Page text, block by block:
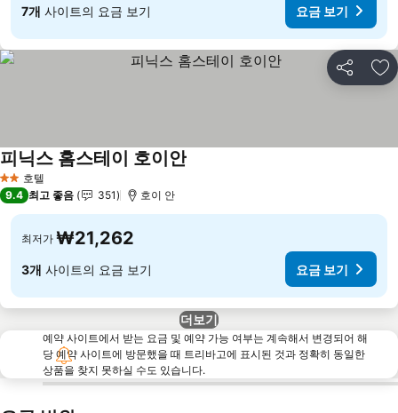
7개 사이트의 요금 보기 요금 보기
공유 즐
2 성급호텔
피닉스 홈스테이 호이안
9.4 최고 좋음 351 호이 안
최저가 ₩21,262
3개 사이트의 요금 보기 요금 보기
더보기
예약 사이트에서 받는 요금 및 예약 가능 여부는 계속해서 변경되어 해
당 예약 사이트에 방문했을 때 트리바고에 표시된 것과 정확히 동일한
상품을 찾지 못하실 수도 있습니다.